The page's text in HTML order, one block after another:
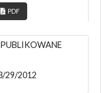
PDF
29/2012